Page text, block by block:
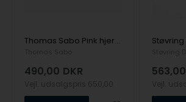
Thomas Sabo Pink hjerte sølv halskæde, 40 + 5 cm
490,00 DKR 563,00